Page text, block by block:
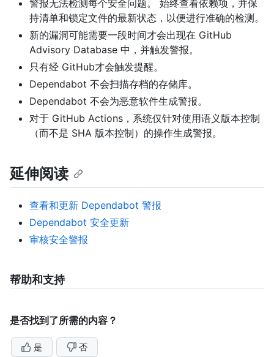
警报无法检测每个安全问题。 始终查看依赖项，并保
持清单和锁定文件的最新状态，以便进行准确的检测。
新的漏洞可能需要一段时间才会出现在 GitHub
Advisory Database 中，并触发警报。
只有经 GitHub才会触发提醒。
Dependabot 不会扫描存档的存储库。
Dependabot 不会为恶意软件生成警报。
对于 GitHub Actions，系统仅针对使用语义版本控制
（而不是 SHA 版本控制）的操作生成警报。
延伸阅读
查看和更新 Dependabot 警报
Dependabot 安全更新
审核安全警报
帮助和支持
是否找到了所需的内容？
是 否